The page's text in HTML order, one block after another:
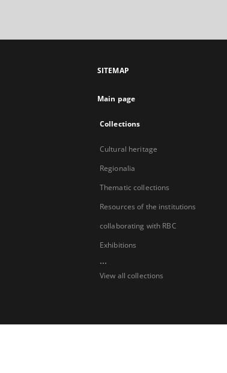
SITEMAP
Main page
Collections
Cultural heritage
Regionalia
Thematic collections
Resources of the institutions
collaborating with RBC
Exhibitions
...
View all collections